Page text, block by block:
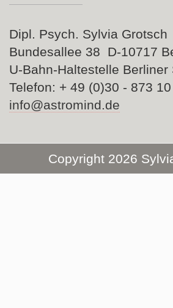
Dipl. Psych. Sylvia Grotsch
Bundesallee 38 D-10717
U-Bahn-Haltestelle Berliner
Telefon: + 49 (0)30 - 873
info@astromind.de
Copyright 2026